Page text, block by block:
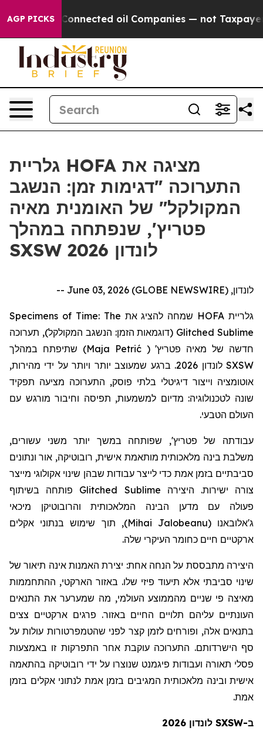
AGP PICKSConnected oil Companies — not Taxpayers
גלריית HOFA מציגה את
התערוכה "דגימות זמן: הנשגב
המקולקל" של האומנית מאיה
פטריץ', שנפתחה במהלך
SXSW לונדון 2026
לונדון, June 03, 2026 (GLOBE NEWSWIRE) --
גלריית HOFA שמחה להציג את Specimens of Time: The
Glitched Sublime (דוגמאות הזמן: הנשגב המקולקל), תערוכה
חדשה של מאיה פטריץ'
(
Maja Petrić
) שתיפתח במהלך
SXSW
לונדון 2026. ברגע שמעוצב יותר ויותר על ידי מהירות,
אוטומציה וייצור דיגיטלי בלתי פוסק, התערוכה מציעה תפקיד
שונה לטכנולוגיה: מדיום למשמעות, תפיסה וחיבור מורגש עם
העולם הטבעי.
עבודתה של פטריץ', שפותחה במשך יותר משני עשורים,
משלבת בינה מלאכותית מותאמת אישית, רובוטיקה, אור ונתונים
סביבתיים בזמן אמת כדי לייצר עבודות שבהן שינוי אקולוגי מייצר
צורה ישירות. היצירה Glitched Sublime פותחה בשיתוף
פעולה עם מדען הבינה המלאכותית והרובוטיקן
מיכאי
ג'אלובאנו (
Mihai Jalobeanu
), תוך שימוש בנתוני אקלים
ארקטיים חיים כחומר העיקרי שלה.
היצירה מתבססת על הנחה אחת: יצירת האמנות אינה תיאור של
שינוי סביבתי אלא תיעוד פיזי שלו. באזור הארקטי, ההתחממות
מאיצה פי שניים מהממוצע העולמי, מה שמערער את התנאים
העונתיים עליהם תלויים החיים באזור. פרגים ארקטיים צצים
בתנאים אלה, ופורחים לזמן קצר לפני שהטמפרטורות עולות על
סף הישרדותם. התערוכה עוקבת אחר התפרקות זו באמצעות
פסלי תאורה ועבודות פיגמנט שנוצרו על ידי רובוטיקה בהתאמה
אישית ובינה מלאכותית המגיבים בזמן אמת לנתוני אקלים בזמן
אמת.
ב-SXSW לונדון 2026